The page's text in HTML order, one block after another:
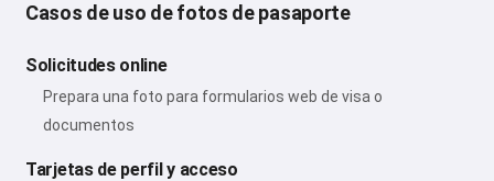
Casos de uso de fotos de pasaporte
Solicitudes online
Prepara una foto para formularios web de visa o
documentos
Tarjetas de perfil y acceso